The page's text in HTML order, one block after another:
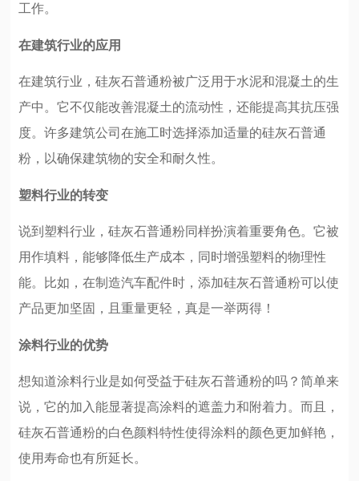
工作。
在建筑行业的应用
在建筑行业，硅灰石普通粉被广泛用于水泥和混凝土的生
产中。它不仅能改善混凝土的流动性，还能提高其抗压强
度。许多建筑公司在施工时选择添加适量的硅灰石普通
粉，以确保建筑物的安全和耐久性。
塑料行业的转变
说到塑料行业，硅灰石普通粉同样扮演着重要角色。它被
用作填料，能够降低生产成本，同时增强塑料的物理性
能。比如，在制造汽车配件时，添加硅灰石普通粉可以使
产品更加坚固，且重量更轻，真是一举两得！
涂料行业的优势
想知道涂料行业是如何受益于硅灰石普通粉的吗？简单来
说，它的加入能显著提高涂料的遮盖力和附着力。而且，
硅灰石普通粉的白色颜料特性使得涂料的颜色更加鲜艳，
使用寿命也有所延长。